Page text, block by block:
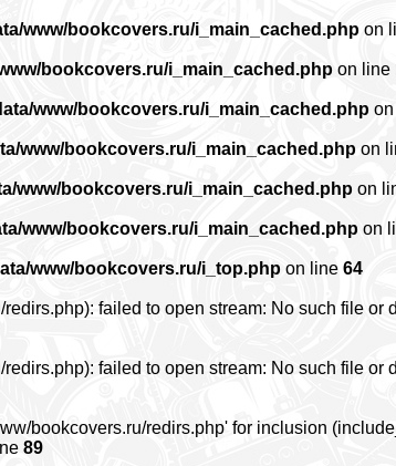
www/bookcovers.ru/i_main_cached.php on
bookcovers.ru/i_main_cached.php on line
www/bookcovers.ru/i_main_cached.php
www/bookcovers.ru/i_main_cached.php on
www/bookcovers.ru/i_main_cached.php on
www/bookcovers.ru/i_main_cached.php on
www/bookcovers.ru/i_top.php on line 64
failed to open stream: No such file or
failed to open stream: No such file or
bookcovers.ru/redirs.php' for inclusion
89